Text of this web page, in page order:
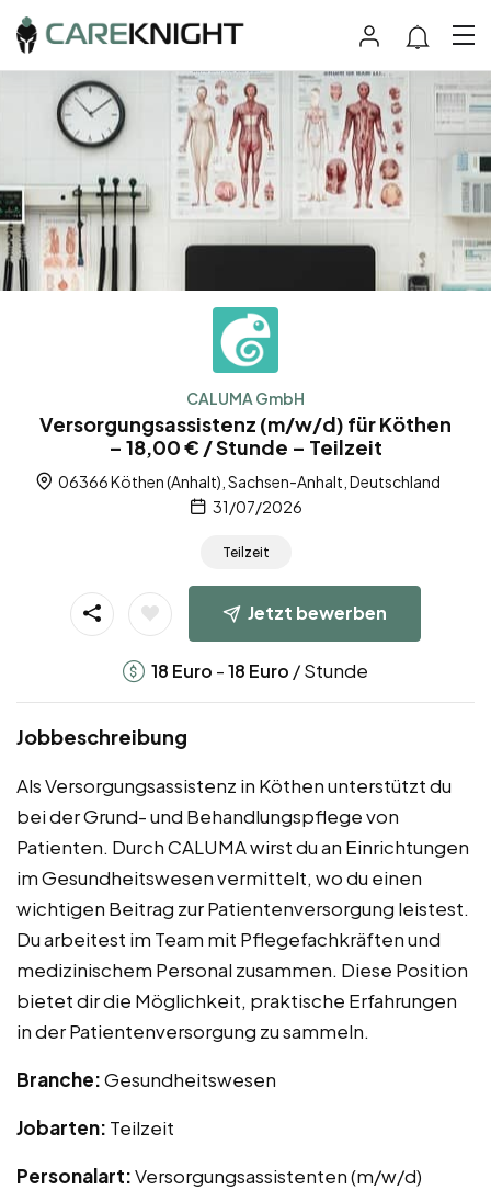
CALUMA GmbH
Versorgungsassistenz (m/w/d) für Köthen
– 18,00 € / Stunde – Teilzeit
06366 Köthen (Anhalt), Sachsen-Anhalt, Deutschland
31/07/2026
Teilzeit
Jetzt bewerben
18 Euro -18 Euro / Stunde
Jobbeschreibung
Als Versorgungsassistenz in Köthen unterstützt du
bei der Grund- und Behandlungspflege von
Patienten. Durch CALUMA wirst du an Einrichtungen
im Gesundheitswesen vermittelt, wo du einen
wichtigen Beitrag zur Patientenversorgung leistest.
Du arbeitest im Team mit Pflegefachkräften und
medizinischem Personal zusammen. Diese Position
bietet dir die Möglichkeit, praktische Erfahrungen
in der Patientenversorgung zu sammeln.
Branche:Gesundheitswesen
Jobarten: Teilzeit
Personalart:Versorgungsassistenten (m/w/d)